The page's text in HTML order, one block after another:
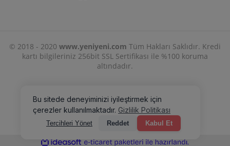
© 2018 - 2020 www.yeniyeni.com Tüm Hakları Saklıdır. Kredi
kartı bilgileriniz 256bit SSL Sertifikası ile %100 koruma
altındadır.
ideasoft e-